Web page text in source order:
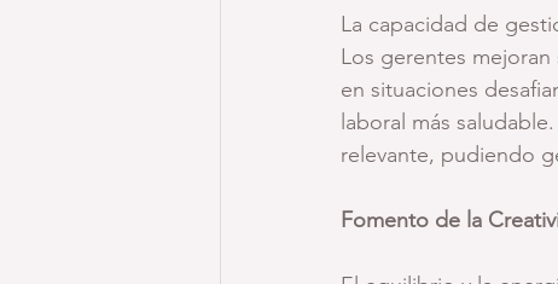
La capacidad de
Los gerentes
en situaciones
laboral más
relevante, pudiendo
Fomento de la